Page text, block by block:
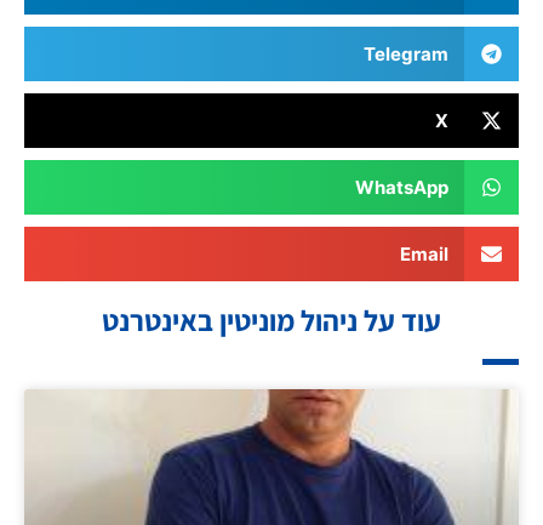
Telegram
X
WhatsApp
Email
עוד על ניהול מוניטין באינטרנט